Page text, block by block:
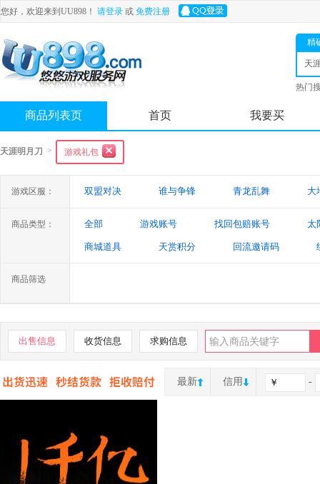
您好，欢迎来到UU898！ 请登录 或 免费注册
精
天
热门
商品列表页 首页 我要买
天涯明月刀 > 游戏礼包
游戏区服： 双盟对决 谁与争锋 青龙乱舞 大
商品类型： 全部 游戏账号 找回包赔账号 太
商城道具 天赏积分 回流邀请码
商品筛选
出售信息 收货信息 求购信息
最新 信用 -